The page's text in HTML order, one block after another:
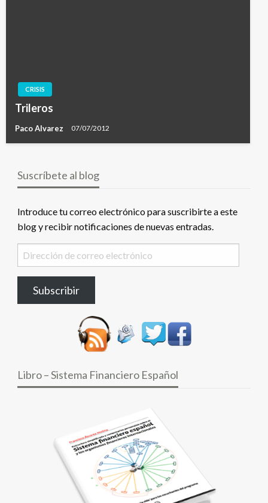
CRISIS
Trileros
Paco Alvarez 07/07/2012
Suscríbete al blog
Introduce tu correo electrónico para suscribirte a este
blog y recibir notificaciones de nuevas entradas.
Dirección
de
electrónico
Subscribir
Libro – Sistema Financiero Español